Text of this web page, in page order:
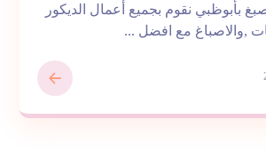
بأبوظبي نقوم بجميع أعمال الديكور
,والاصباغ مع افضل ...